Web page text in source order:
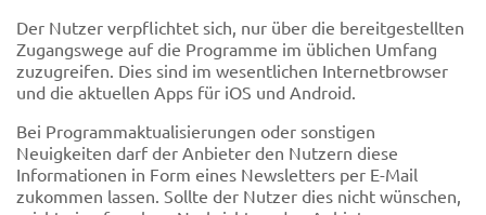
Der Nutzer verpflichtet sich, nur über die bereitgestellten
Zugangswege auf die Programme im üblichen Umfang
zuzugreifen. Dies sind im wesentlichen Internetbrowser
und die aktuellen Apps für iOS und Android.
Bei Programmaktualisierungen oder sonstigen
Neuigkeiten darf der Anbieter den Nutzern diese
Informationen in Form eines Newsletters per E-Mail
zukommen lassen. Sollte der Nutzer dies nicht wünschen,